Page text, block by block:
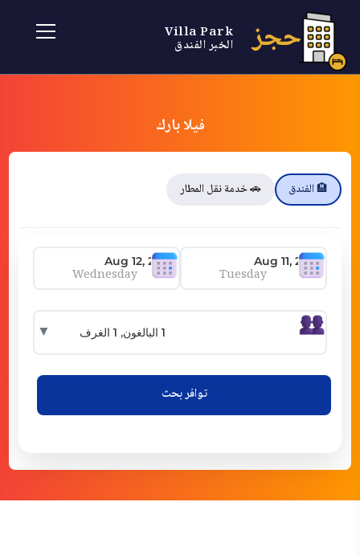
حجز Villa Park
الخبر الفندق
فيلا بارك
🏨 الفندق 🚗 خدمة نقل المطار
Tuesday
Wednesday
▼
توافر بحث